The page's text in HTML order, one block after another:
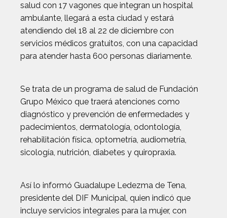
salud con 17 vagones que integran un hospital
ambulante, llegará a esta ciudad y estará
atendiendo del 18 al 22 de diciembre con
servicios médicos gratuitos, con una capacidad
para atender hasta 600 personas diariamente.
Se trata de un programa de salud de Fundación
Grupo México que traerá atenciones como
diagnóstico y prevención de enfermedades y
padecimientos, dermatología, odontología,
rehabilitación física, optometría, audiometría,
sicología, nutrición, diabetes y quiropraxia.
Así lo informó Guadalupe Ledezma de Tena,
presidente del DIF Municipal, quien indicó que
incluye servicios integrales para la mujer, con